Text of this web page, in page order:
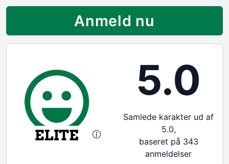
Anmeld nu
5.0
Samlede karakter ud af
5.0,
baseret på 343
anmeldelser